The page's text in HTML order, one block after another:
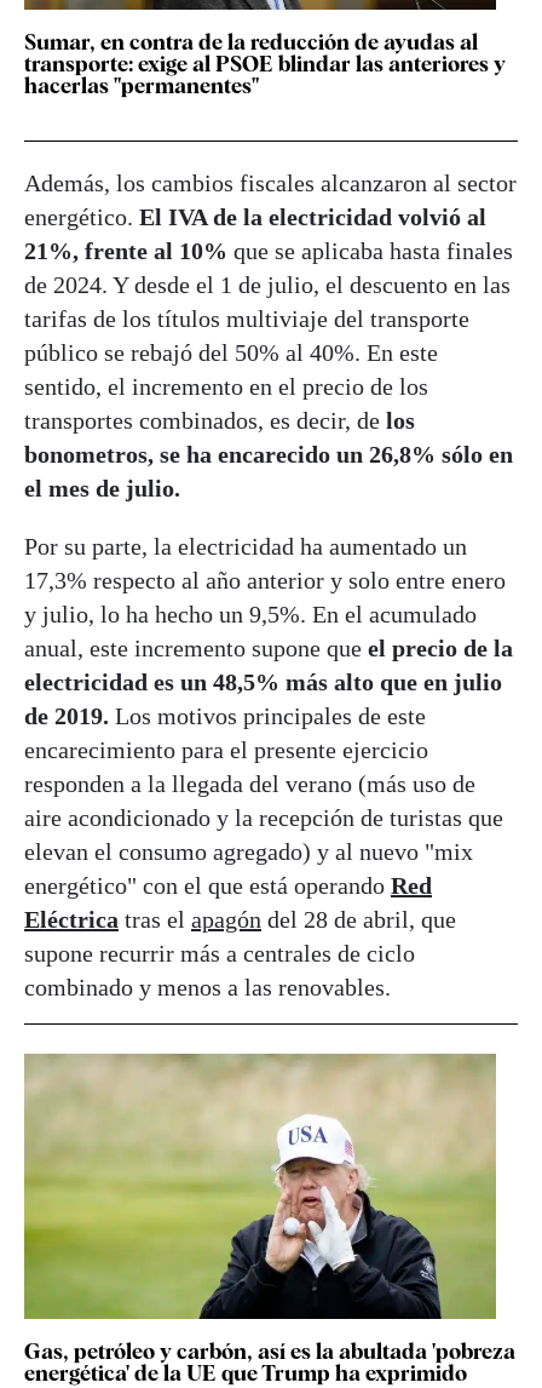
Sumar, en contra de la reducción de ayudas al
transporte: exige al PSOE blindar las anteriores y
hacerlas "permanentes"
Además, los cambios fiscales alcanzaron al sector
energético. El IVA de la electricidad volvió al
21%, frente al 10% que se aplicaba hasta finales
de 2024. Y desde el 1 de julio, el descuento en las
tarifas de los títulos multiviaje del transporte
público se rebajó del 50% al 40%. En este
sentido, el incremento en el precio de los
transportes combinados, es decir, de los
bonometros, se ha encarecido un 26,8% sólo en
el mes de julio.
Por su parte, la electricidad ha aumentado un
17,3% respecto al año anterior y solo entre enero
y julio, lo ha hecho un 9,5%. En el acumulado
anual, este incremento supone que el precio de la
electricidad es un 48,5% más alto que en julio
de 2019. Los motivos principales de este
encarecimiento para el presente ejercicio
responden a la llegada del verano (más uso de
aire acondicionado y la recepción de turistas que
elevan el consumo agregado) y al nuevo "mix
energético" con el que está operando Red
Eléctrica tras el apagón del 28 de abril, que
supone recurrir más a centrales de ciclo
combinado y menos a las renovables.
Gas, petróleo y carbón, así es la abultada 'pobreza
energética' de la UE que Trump ha exprimido